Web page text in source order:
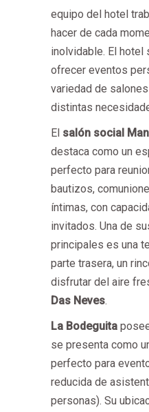
equipo del hotel
hacer de cada
inolvidable. El hotel
ofrecer eventos
variedad de
distintas
El salón social
destaca como un
perfecto para
bautizos,
íntimas, con
invitados. Una de
principales es una
parte trasera, un
disfrutar del aire
Das Neves.
La Bodeguita
se presenta como
perfecto para
reducida de
personas). Su